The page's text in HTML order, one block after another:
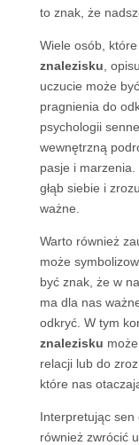
to znak, że
Wiele osób,
znalezisku ,
uczucie może
pragnienia do
psychologii
wewnętrzną
pasje i
głąb siebie i
ważne.
Warto również
może
być znak, że w
ma dla nas
odkryć. W tym
znalezisku
relacji lub do
które nas
Interpretując sen
również zwrócić